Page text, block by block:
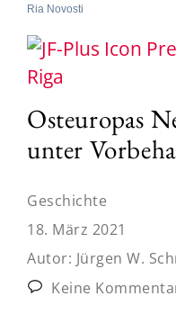
Ria Novosti
Riga
Osteuropas
unter
Geschichte
18. März 2021
Autor: Jürgen W.
Keine